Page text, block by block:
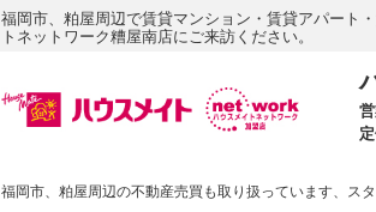
福岡市、粕屋周辺で賃貸マンション・賃貸アパート
トネットワーク糟屋南店にご来訪ください。
福岡市、粕屋周辺の不動産売買も取り扱っています、ス